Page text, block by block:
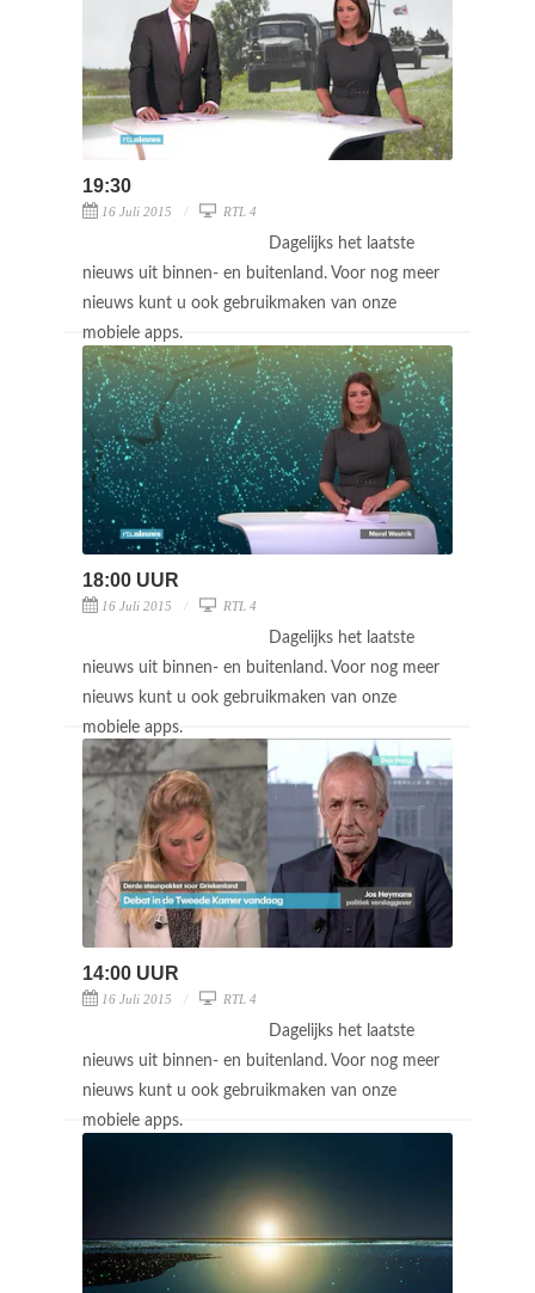
19:30
16 Juli 2015 RTL 4
Dagelijks het laatste
nieuws uit binnen- en buitenland. Voor nog meer
nieuws kunt u ook gebruikmaken van onze
mobiele apps.
18:00 UUR
16 Juli 2015 RTL 4
Dagelijks het laatste
nieuws uit binnen- en buitenland. Voor nog meer
nieuws kunt u ook gebruikmaken van onze
mobiele apps.
14:00 UUR
16 Juli 2015 RTL 4
Dagelijks het laatste
nieuws uit binnen- en buitenland. Voor nog meer
nieuws kunt u ook gebruikmaken van onze
mobiele apps.